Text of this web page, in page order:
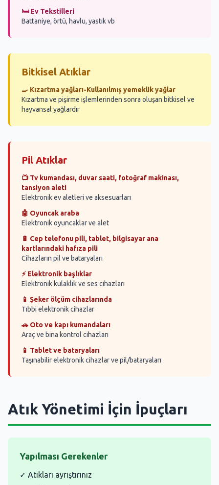
🛏️ Ev Tekstilleri
Battaniye, örtü, havlu, yastık vb
Bitkisel Atıklar
🍳 Kızartma yağları-Kullanılmış yemeklik yağlar
Kızartma ve pişirme işlemlerinden sonra oluşan bitkisel ve
hayvansal yağlardır
Pil Atıklar
📺 Tv kumandası, duvar saati, fotoğraf makinası,
tansiyon aleti
Elektronik ev aletleri ve aksesuarları
🤖 Oyuncak araba
Elektronik oyuncaklar ve alet
🔋 Cep telefonu pili, tablet, bilgisayar ana
kartlarındaki hafıza pili
Cihazların pil ve bataryaları
⚡ Elektronik başlıklar
Elektronik kulaklık ve ses cihazları
📱 Şeker ölçüm cihazlarında
Tıbbi elektronik cihazlar
🚗 Oto ve kapı kumandaları
Araç ve bina kontrol cihazları
📱 Tablet ve bataryaları
Taşınabilir elektronik cihazlar ve pil/bataryaları
Atık Yönetimi İçin İpuçları
Yapılması Gerekenler
✓ Atıkları ayrıştırınız